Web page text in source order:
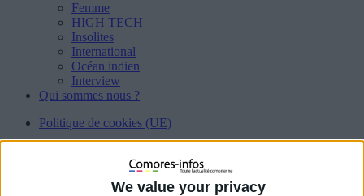
We value your privacy
Femme
HIGH TECH
Insolites
International
Océan indien
Interview
Qui sommes nous ?
Politique de cookies (UE)
Attendu à Paris, Me Mahamoud a retbroussé le
chemin pour rencontrer un diplomate iranien